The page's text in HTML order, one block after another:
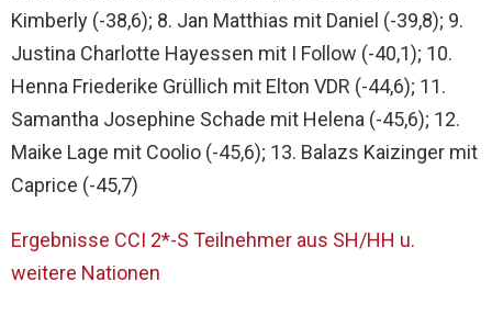
Kimberly (-38,6); 8. Jan Matthias mit Daniel (-39,8); 9.
Justina Charlotte Hayessen mit I Follow (-40,1); 10.
Henna Friederike Grüllich mit Elton VDR (-44,6); 11.
Samantha Josephine Schade mit Helena (-45,6); 12.
Maike Lage mit Coolio (-45,6); 13. Balazs Kaizinger mit
Caprice (-45,7)
Ergebnisse CCI 2*-S Teilnehmer aus SH/HH u.
weitere Nationen